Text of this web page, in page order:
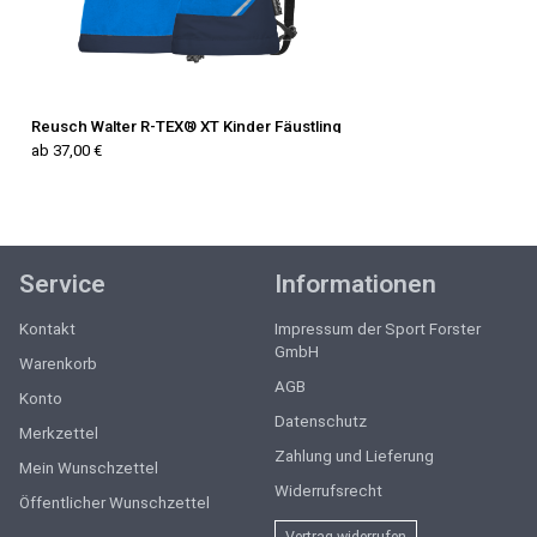
Reusch Walter R-TEX® XT Kinder Fäustling
ab 37,00 €
Service
Kontakt
Warenkorb
Konto
Merkzettel
Mein Wunschzettel
Öffentlicher Wunschzettel
Informationen
Impressum der Sport Forster
GmbH
AGB
Datenschutz
Zahlung und Lieferung
Widerrufsrecht